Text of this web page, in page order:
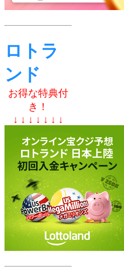
ロトラ
ンド
お得な特典付
き！
↓ ↓ ↓ ↓ ↓ ↓ ↓